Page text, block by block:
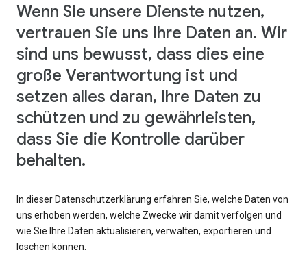
Wenn Sie unsere Dienste nutzen,
vertrauen Sie uns Ihre Daten an. Wir
sind uns bewusst, dass dies eine
große Verantwortung ist und
setzen alles daran, Ihre Daten zu
schützen und zu gewährleisten,
dass Sie die Kontrolle darüber
behalten.
In dieser Datenschutzerklärung erfahren Sie, welche Daten von
uns erhoben werden, welche Zwecke wir damit verfolgen und
wie Sie Ihre Daten aktualisieren, verwalten, exportieren und
löschen können.